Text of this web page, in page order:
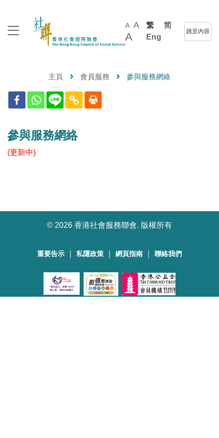
A A
A
繁
简
Eng
跳至內容
主頁 會員服務 參與服務網絡
參與服務網絡
(更新中)
© 2026 香港社會服務聯會. 版權所有
重要告示 私隱政策 網頁指南 聯絡我們